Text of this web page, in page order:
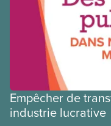
Empêcher de
industrie lucrative